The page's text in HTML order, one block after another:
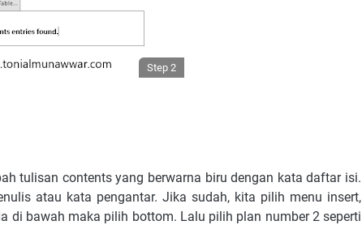
Step 2
tulisan contents yang berwarna biru dengan kata daftar isi.
atau kata pengantar. Jika sudah, kita pilih menu insert,
di bawah maka pilih bottom. Lalu pilih plan number 2 seperti